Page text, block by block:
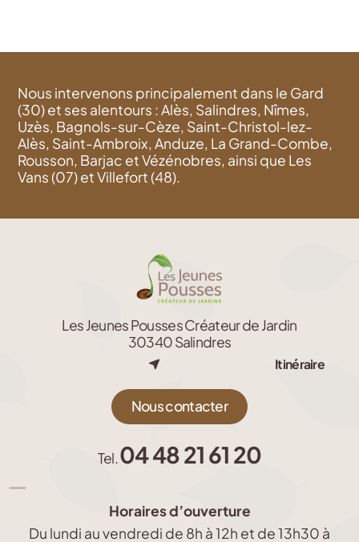
Nous intervenons principalement dans le Gard
(30) et ses alentours : Alès, Salindres, Nîmes,
Uzès, Bagnols-sur-Cèze, Saint-Christol-lez-
Alès, Saint-Ambroix, Anduze, La Grand-Combe,
Rousson, Barjac et Vézénobres, ainsi que Les
Vans (07) et Villefort (48).
Les Jeunes Pousses Créateur de Jardin
30340 Salindres
Itinéraire
Nous contacter
Tel.04 48 21 61 20
Horaires d’ouverture
Du lundi au vendredi de 8h à 12h et de 13h30 à